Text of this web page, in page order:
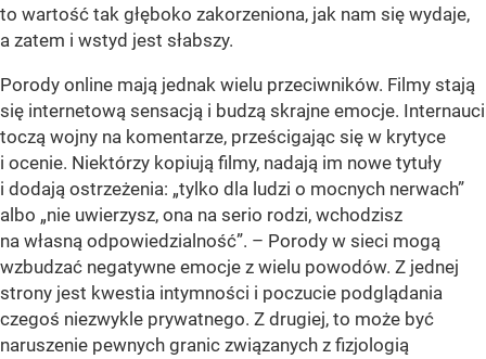
to wartość tak głęboko zakorzeniona, jak nam się wydaje,
a zatem i wstyd jest słabszy.
Porody online mają jednak wielu przeciwników. Filmy stają
się internetową sensacją i budzą skrajne emocje. Internauci
toczą wojny na komentarze, prześcigając się w krytyce
i ocenie. Niektórzy kopiują filmy, nadają im nowe tytuły
i dodają ostrzeżenia: „tylko dla ludzi o mocnych nerwach”
albo „nie uwierzysz, ona na serio rodzi, wchodzisz
na własną odpowiedzialność”. – Porody w sieci mogą
wzbudzać negatywne emocje z wielu powodów. Z jednej
strony jest kwestia intymności i poczucie podglądania
czegoś niezwykle prywatnego. Z drugiej, to może być
naruszenie pewnych granic związanych z fizjologią